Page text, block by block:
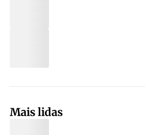
Mais lidas